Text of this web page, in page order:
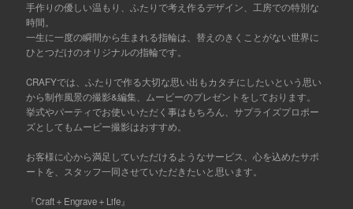
手作りの優しい温もり、ふたりで考え作るデザイン、工房での特別な
時間。
一生に一度の瞬間から生まれる指輪は、替えのきくことがない世界に
ひとつだけのオリジナルの指輪です。
CRAFYでは、ふたりで作る大切な思い出もカタチにしたいという思い
から制作風景の撮影&編集、ムービーのプレゼントをしております。
挙式やパーティでお使いいただく事はもちろん、サプライズプロポー
ズとしてもムービー撮影はおすすめ。
お客様に心から満足していただけるようなサービス、心を込めたサポ
ートを、スタッフ一同させていただきたいと思います。
『Craft＋Engrave＋Life』